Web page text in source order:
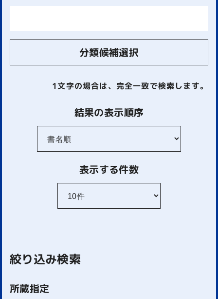
分類候補選択
1文字の場合は、完全一致で検索します。
結果の表示順序
表示する件数
絞り込み検索
所蔵指定